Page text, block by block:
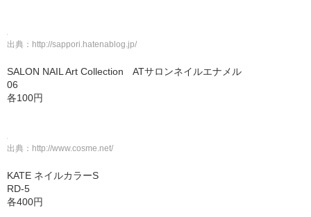
出典： http://sappori.hatenablog.jp/
SALON NAIL Art Collection ATサロンネイルエナメル
06
各100円
出典： http://www.cosme.net/
KATE ネイルカラーS
RD-5
各400円